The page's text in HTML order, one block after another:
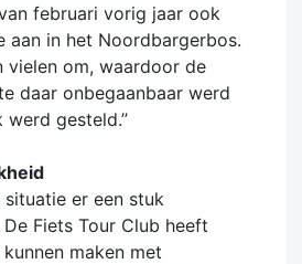
februari vorig jaar ook
aan in het Noordbargerbos.
vielen om, waardoor de
daar onbegaanbaar werd
gesteld.’’
er een stuk
Fiets Tour Club heeft
maken met